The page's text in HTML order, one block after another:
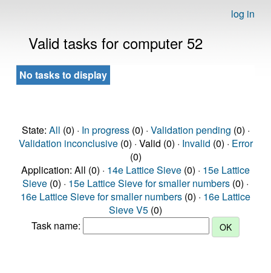
log in
Valid tasks for computer 52
No tasks to display
State: All (0) · In progress(0) · Validation pending (0) ·
Validation inconclusive(0) · Valid (0) · Invalid (0) · Error
(0)
Application: All (0) · 14e Lattice Sieve (0) · 15e Lattice
Sieve (0) · 15e Lattice Sieve for smaller numbers (0) ·
16e Lattice Sieve for smaller numbers (0) · 16e Lattice
Sieve V5 (0)
Task name: